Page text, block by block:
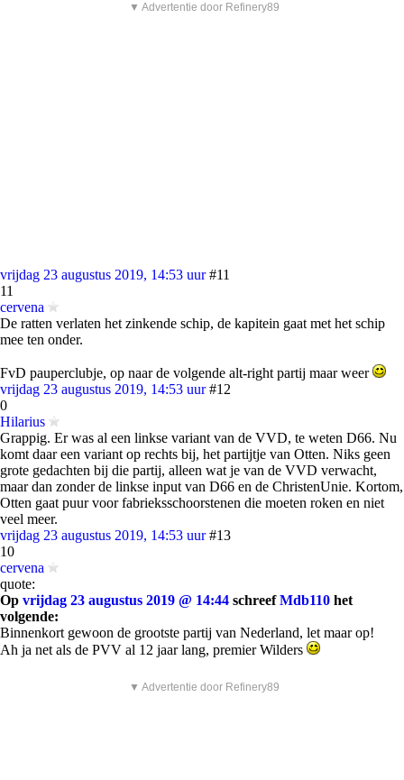
▼ Advertentie door Refinery89
vrijdag 23 augustus 2019, 14:53 uur #11
11
cervena
De ratten verlaten het zinkende schip, de kapitein gaat met het schip
mee ten onder.
FvD pauperclubje, op naar de volgende alt-right partij maar weer
vrijdag 23 augustus 2019, 14:53 uur #12
0
Hilarius
Grappig. Er was al een linkse variant van de VVD, te weten D66. Nu
komt daar een variant op rechts bij, het partijtje van Otten. Niks geen
grote gedachten bij die partij, alleen wat je van de VVD verwacht,
maar dan zonder de linkse input van D66 en de ChristenUnie. Kortom,
Otten gaat puur voor fabrieksschoorstenen die moeten roken en niet
veel meer.
vrijdag 23 augustus 2019, 14:53 uur #13
10
cervena
quote:
Op vrijdag 23 augustus 2019 @ 14:44 schreefMdb110 het
volgende:
Binnenkort gewoon de grootste partij van Nederland, let maar op!
Ah ja net als de PVV al 12 jaar lang, premier Wilders
▼ Advertentie door Refinery89